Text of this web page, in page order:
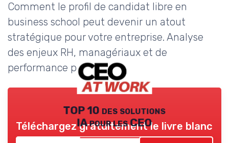
Comment le profil de candidat libre en
business school peut devenir un atout
stratégique pour votre entreprise. Analyse
des enjeux RH, managériaux et de
performance pour dirigeants.
TOP 10 des solutions
IA pour les CEO
Téléchargez gratuitement le livre blanc